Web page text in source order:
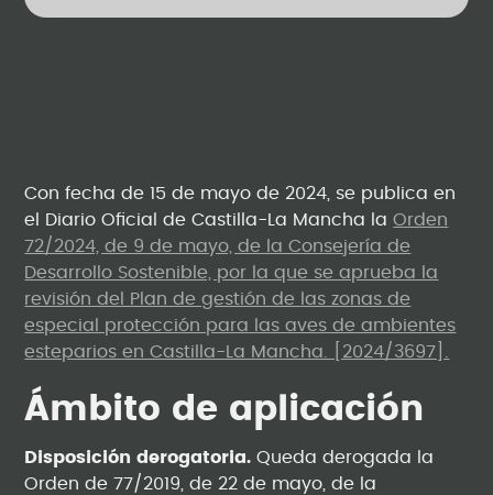
Con fecha de 15 de mayo de 2024, se publica en
el Diario Oficial de Castilla-La Mancha laOrden
72/2024, de 9 de mayo, de la Consejería de
Desarrollo Sostenible, por la que se aprueba la
revisión del Plan de gestión de las zonas de
especial protección para las aves de ambientes
esteparios en Castilla-La Mancha. [2024/3697].
Ámbito de aplicación
Disposición derogatoria. Queda derogada la
Orden de 77/2019, de 22 de mayo, de la